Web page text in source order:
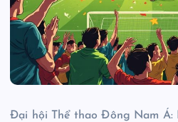
Đại hội Thể thao Đông Nam Á: